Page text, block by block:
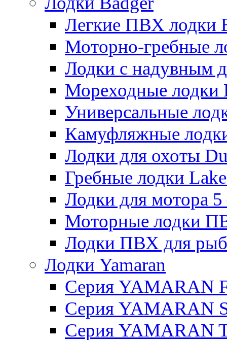
Легкие ПВХ лодки
Моторно-гребные
Лодки с надувным
Мореходные лодки
Универсальные
Камуфляжные
Лодки для охоты
Гребные лодки
Лодки для мотора
Моторные лодки
Лодки ПВХ для
Лодки Yamaran
Серия YAMARAN
Серия YAMARAN
Серия YAMARAN